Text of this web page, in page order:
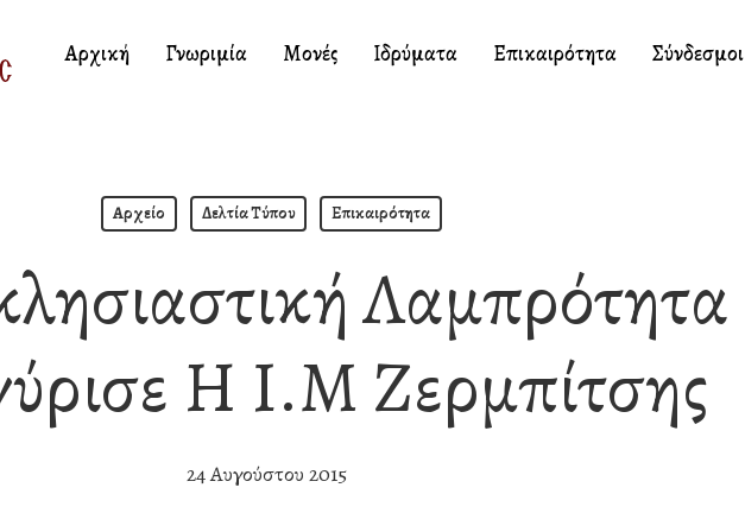
Αρχική Γνωριμία Μονές Ιδρύματα Επικαιρότητα Σύνδεσμοι
Αρχείο Δελτία Τύπου Επικαιρότητα
Λαμπρότητα
Η Ι.Μ Ζερμπίτσης
24 Αυγούστου 2015